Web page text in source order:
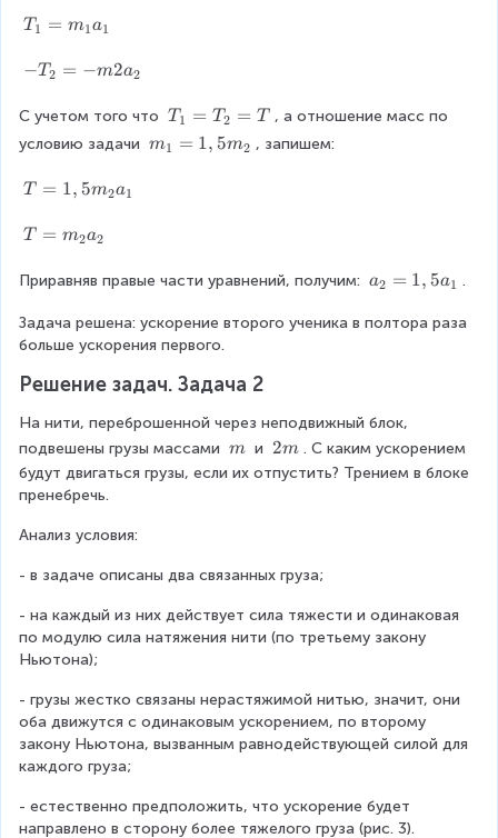
\
e
{
N
1
+
v
e
c
{
_
}
=
m
_
1
\
v
e
c
a
}
{
}
\
v
c
N
2
+
\
e
{
T
_
2
=
_
{
2
}
v
e
c
{
}
}
_
=
=
x
T
1
m
_
1
a
_
{
1
}
T 1 = m1a1
-
_
2
-
{
}
a
_
{
}
−T2 = −m2a2
С учетом того что T
_
T 1 = T2 = T , а отношение масс по
условию задачи m
m
2
m1 = 1, 5m2 , запишем:
T
1,
m
{
2
a
_
{
1
}
T = 1, 5m2a1
T
m
{
2
a
_
{
2
}
T = m2a2
Приравняв правые части уравнений, получим: a
2
5
_
1
a2 = 1, 5a1 .
Задача решена: ускорение второго ученика в полтора раза
больше ускорения первого.
Решение задач. Задача 2
На нити, переброшенной через неподвижный блок,
подвешены грузы массами \
\
m и \
\
2m . С каким ускорением
будут двигаться грузы, если их отпустить? Трением в блоке
пренебречь.
Анализ условия:
- в задаче описаны два связанных груза;
- на каждый из них действует сила тяжести и одинаковая
по модулю сила натяжения нити (по третьему закону
Ньютона);
- грузы жестко связаны нерастяжимой нитью, значит, они
оба движутся с одинаковым ускорением, по второму
закону Ньютона, вызванным равнодействующей силой для
каждого груза;
- естественно предположить, что ускорение будет
направлено в сторону более тяжелого груза (рис. 3).